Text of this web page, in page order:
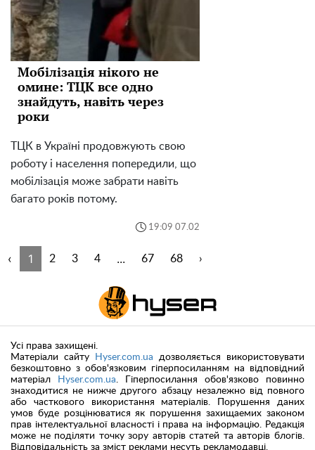
Мобілізація нікого не
омине: ТЦК все одно
знайдуть, навіть через
роки
ТЦК в Україні продовжують свою
роботу і населення попередили, що
мобілізація може забрати навіть
багато років потому.
19:09 07.02
‹ 1 2 3 4 ... 67 68 ›
Усі права захищені.
Матеріали сайту
Hyser.com.ua дозволяється використовувати
безкоштовно з обов'язковим гіперпосиланням на відповідний
матеріал
Hyser.com.ua. Гіперпосилання обов'язково повинно
знаходитися не нижче другого абзацу незалежно від повного
або часткового використання матеріалів. Порушення даних
умов буде розцінюватися як порушення захищаемих законом
прав інтелектуальної власності і права на інформацію. Редакція
може не поділяти точку зору авторів статей та авторів блогів.
Відповідальність за зміст реклами несуть рекламодавці.